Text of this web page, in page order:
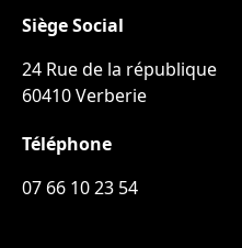
Siège Social
24 Rue de la république
60410 Verberie
Téléphone
07 66 10 23 54